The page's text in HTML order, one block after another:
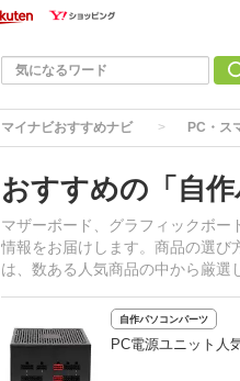
マイナビおすすめナビ PC・ス
おすすめの「自
マザーボード、グラフィックボー
情報をお届けします。商品の選び
は、数ある人気商品の中から厳選
自作パソコンパーツ
PC電源ユニット人